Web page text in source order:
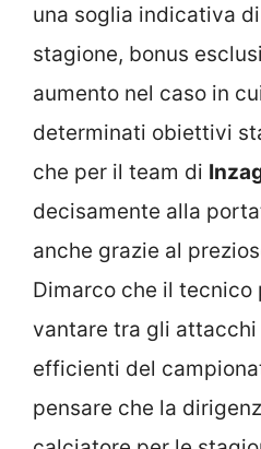
una soglia indicativa di
stagione, bonus
aumento nel caso in
determinati obiettivi
che per il team di
decisamente alla
anche grazie al
Dimarco che il tecnico
vantare tra gli attacchi
efficienti del
pensare che la